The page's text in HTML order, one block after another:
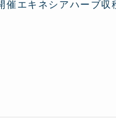
エキネシアハーブ収